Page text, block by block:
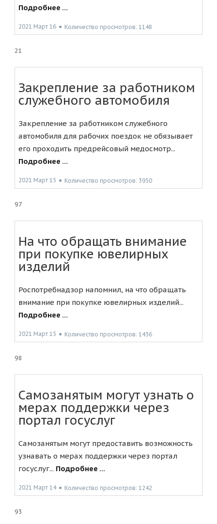
Подробнее ...
2021 Март 16 ● Количество просмотров: 1148
21
Закрепление за работником
служебного автомобиля
Закрепление за работником служебного
автомобиля для рабочих поездок не обязывает
его проходить предрейсовый медосмотр...
Подробнее ...
2021 Март 15 ● Количество просмотров: 3950
97
На что обращать внимание
при покупке ювелирных
изделий
Роспотребнадзор напомнил, на что обращать
внимание при покупке ювелирных изделий...
Подробнее ...
2021 Март 15 ● Количество просмотров: 1436
98
Самозанятым могут узнать о
мерах поддержки через
портал госуслуг
Самозанятым могут предоставить возможность
узнавать о мерах поддержки через портал
госуслуг... Подробнее ...
2021 Март 14 ● Количество просмотров: 1242
93